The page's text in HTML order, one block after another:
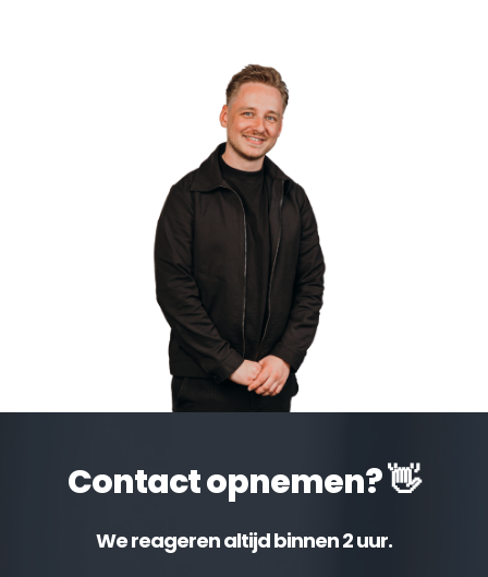
Contact opnemen? 👋
We reageren altijd binnen 2 uur.